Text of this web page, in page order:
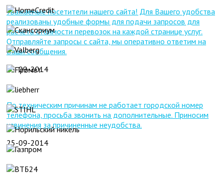
Уважаемые посетители нашего сайта! Для Вашего удобства
реализованы удобные формы для подачи запросов для
расчета стоимости перевозок на каждой странице услуг.
Отправляйте запросы с сайта, мы оперативно ответим на
Ваши сообщения.
25-09-2014
По техническим причинам не работает городской номер
телефона, просьба звонить на дополнительные. Приносим
извинения за причиненные неудобства.
25-09-2014